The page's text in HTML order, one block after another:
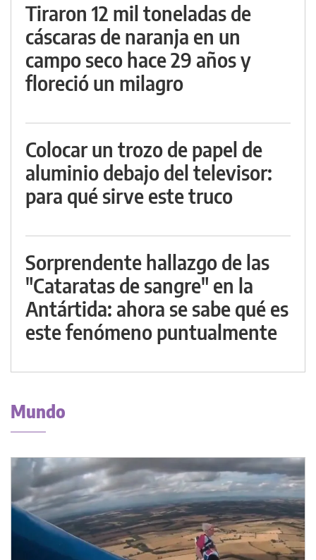
Tiraron 12 mil toneladas de
cáscaras de naranja en un
campo seco hace 29 años y
floreció un milagro
Colocar un trozo de papel de
aluminio debajo del televisor:
para qué sirve este truco
Sorprendente hallazgo de las
"Cataratas de sangre" en la
Antártida: ahora se sabe qué es
este fenómeno puntualmente
Mundo